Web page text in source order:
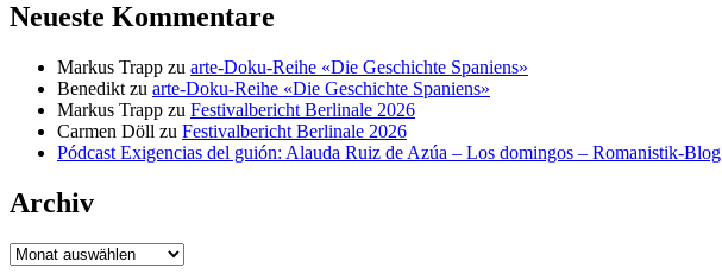
Neueste Kommentare
Markus Trapp zu arte-Doku-Reihe «Die Geschichte Spaniens»
Benedikt zu arte-Doku-Reihe «Die Geschichte Spaniens»
Markus Trapp zu Festivalbericht Berlinale 2026
Carmen Döll zu Festivalbericht Berlinale 2026
Pódcast Exigencias del guión: Alauda Ruiz de Azúa – Los domingos – Romanistik-Blog
Archiv
Archiv